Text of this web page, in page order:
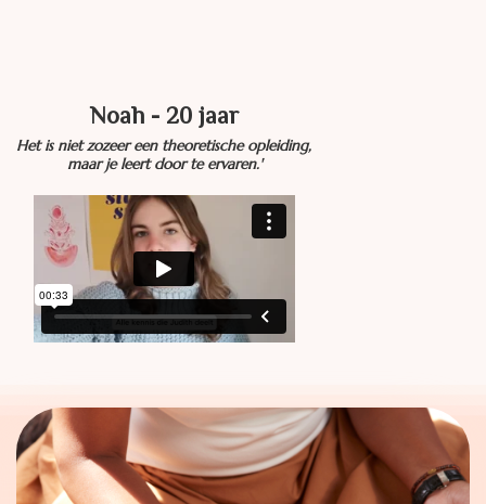
Noah - 20 jaar
Het is niet zozeer een theoretische opleiding,
maar je leert door te ervaren.'